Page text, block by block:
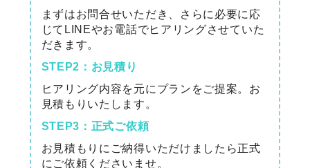
まずはお問合せいただき、さらに必要に応
じてLINEやお電話でヒアリングさせていた
だきます。
STEP2：お見積り
ヒアリング内容を元にプランをご提案。お
見積もりいたします。
STEP3：正式ご依頼
お見積もりにご納得いただけましたら正式
にご依頼くださいませ。